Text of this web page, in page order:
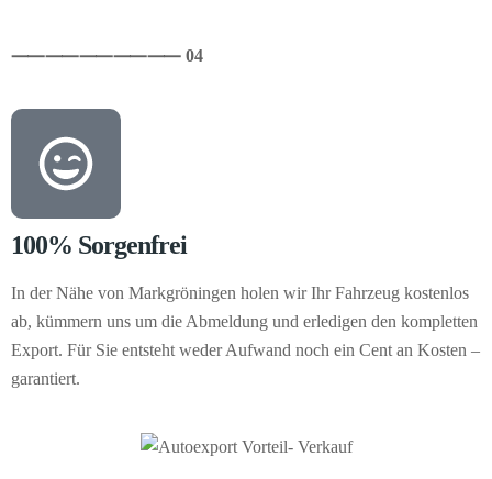
⸺⸺⸺⸺⸺ 04
100% Sorgenfrei
In der Nähe von Markgröningen holen wir Ihr Fahrzeug kostenlos
ab, kümmern uns um die Abmeldung und erledigen den kompletten
Export. Für Sie entsteht weder Aufwand noch ein Cent an Kosten –
garantiert.